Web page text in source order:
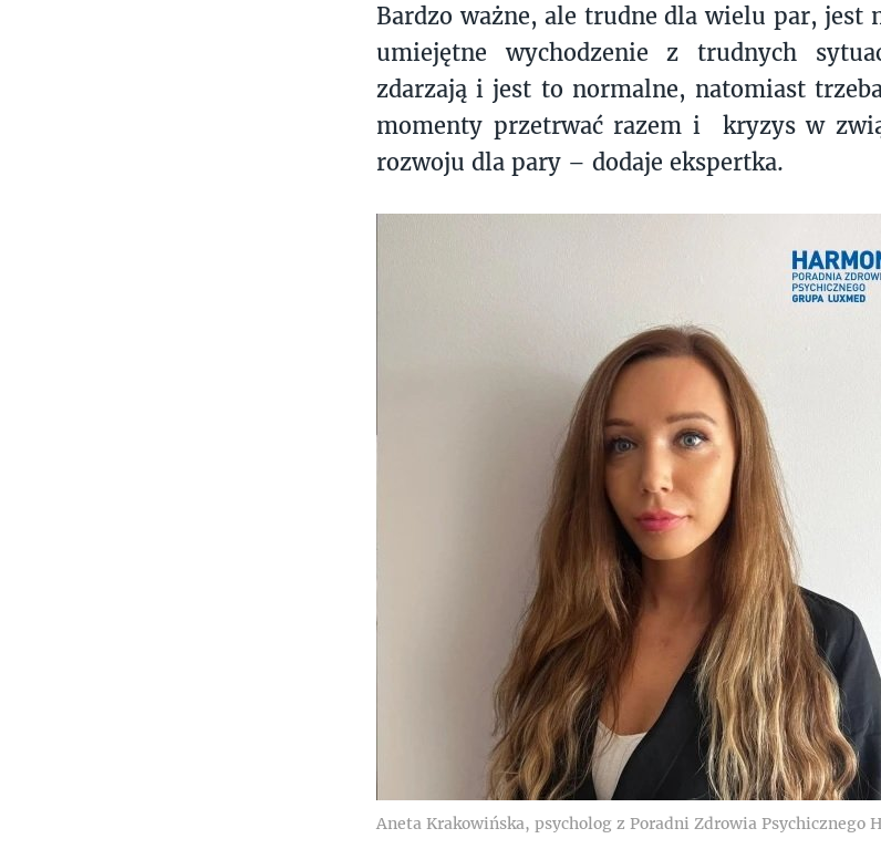
Bardzo ważne, ale trudne dla wielu par, jest
umiejętne wychodzenie z trudnych
zdarzają i jest to normalne, natomiast
momenty przetrwać razem i kryzys w
rozwoju dla pary – dodaje ekspertka.
Aneta Krakowińska, psycholog z Poradni Zdrowia Psychicznego